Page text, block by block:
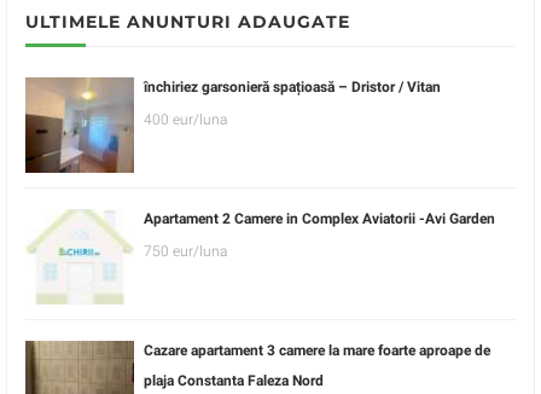
ULTIMELE ANUNTURI ADAUGATE
închiriez garsonieră spațioasă – Dristor / Vitan
400 eur/luna
Apartament 2 Camere in Complex Aviatorii -Avi Garden
750 eur/luna
Cazare apartament 3 camere la mare foarte aproape de
plaja Constanta Faleza Nord